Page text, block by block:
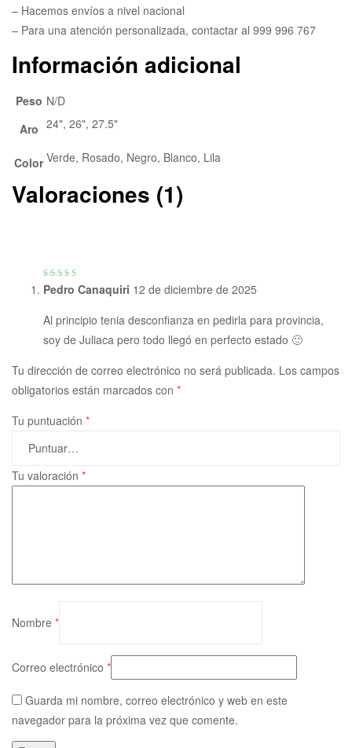
– Hacemos envíos a nivel nacional
– Para una atención personalizada, contactar al 999 996 767
Información adicional
Peso N/D
Aro 24", 26", 27.5"
Color Verde, Rosado, Negro, Blanco, Lila
Valoraciones (1)
Valorado con
Pedro Canaquiri 12 de diciembre de 2025
Al principio tenia desconfianza en pedirla para provincia,
soy de Juliaca pero todo llegó en perfecto estado 🙂
Tu dirección de correo electrónico no será publicada. Los campos
obligatorios están marcados con *
Tu puntuación *
Tu valoración *
Nombre *
Correo electrónico *
Guarda mi nombre, correo electrónico y web en este
navegador para la próxima vez que comente.